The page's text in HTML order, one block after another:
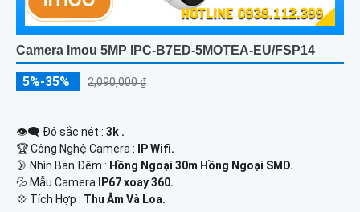
Camera Imou 5MP IPC-B7ED-5MOTEA-EU/FSP14
5%-35% 2,090,000 ₫
👁️‍🗨 Độ sắc nét : 3k .
🏆 Công Nghệ Camera :
IP Wifi.
🌛 Nhìn Ban Đêm : Hồng Ngoại 30m Hồng Ngoại SMD.
💦 Mẫu Camera
IP67 xoay 360.
️💠 Tích Hợp : Thu Âm Và Loa.